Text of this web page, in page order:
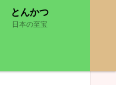
とんかつ
日本の至宝